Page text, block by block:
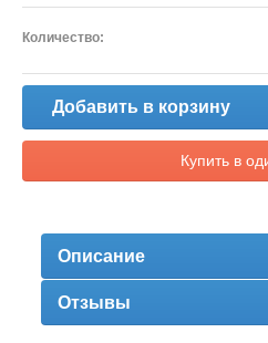
Количество:
Добавить в корзину
Купить в
Описание
Отзывы